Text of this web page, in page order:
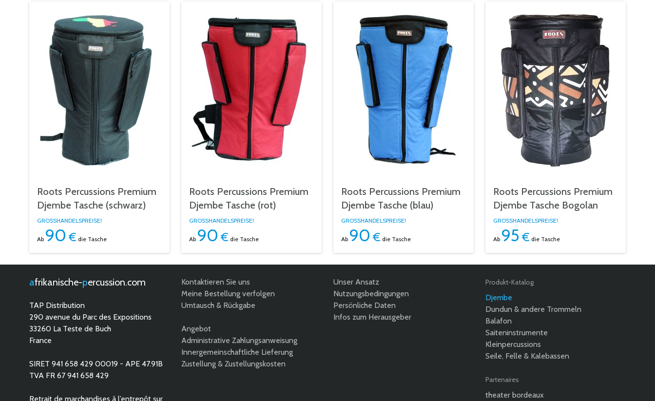
Roots Percussions Premium
Djembe Tasche (schwarz)
GROSSHANDELSPREISE!
Ab 90 € die Tasche
Roots Percussions Premium
Djembe Tasche (rot)
GROSSHANDELSPREISE!
Ab 90 € die Tasche
Roots Percussions Premium
Djembe Tasche (blau)
GROSSHANDELSPREISE!
Ab 90 € die Tasche
Roots Percussions Premium
Djembe Tasche Bogolan
GROSSHANDELSPREISE!
Ab 95 € die Tasche
afrikanische- percussion.com
TAP Distribution
290 avenue du Parc des Expositions
33260 La Teste de Buch
France
SIRET 941 658 429 00019 - APE 47.91B
TVA FR 67 941 658 429
Retrait de marchandises à l’entrepôt sur
Kontaktieren Sie uns
Meine Bestellung verfolgen
Umtausch & Rückgabe
Angebot
Administrative Zahlungsanweisung
Innergemeinschaftliche Lieferung
Zustellung & Zustellungskosten
Unser Ansatz
Nutzungsbedingungen
Persönliche Daten
Infos zum Herausgeber
Produkt-Katalog
Djembe
Dundun & andere Trommeln
Balafon
Saiteninstrumente
Kleinpercussions
Seile, Felle & Kalebassen
Partenaires
theater bordeaux